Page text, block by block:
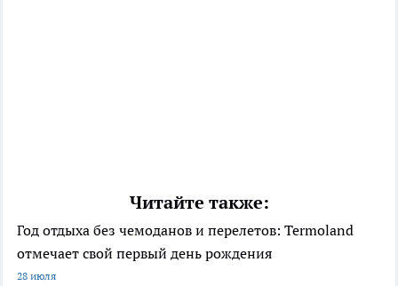
Читайте также:
Год отдыха без чемоданов и перелетов: Termoland
отмечает свой первый день рождения
28 июля